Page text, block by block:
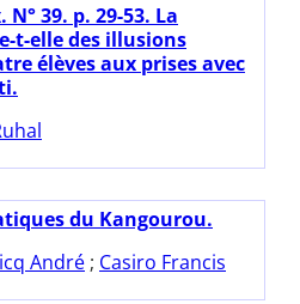
N° 39. p. 29-53. La
t-elle des illusions
élèves aux prises avec
du Kangourou.
André ; Casiro Francis